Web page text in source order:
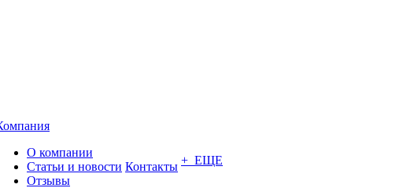
О компании
Статьи и новости
Отзывы
Контакты + ЕЩЕ